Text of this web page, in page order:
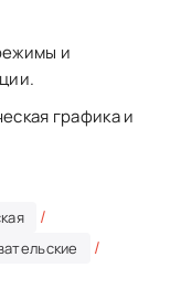
и
графика и
/
/